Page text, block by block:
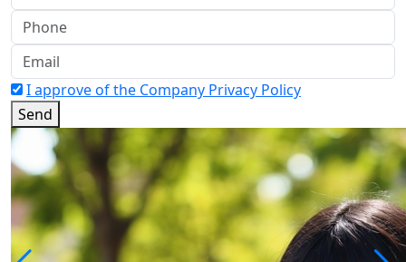
I approve of the Company Privacy Policy
Send